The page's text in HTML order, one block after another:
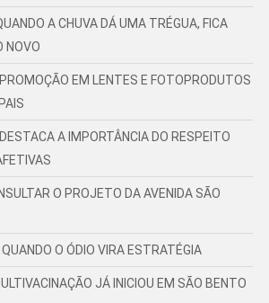
A CHUVA DÁ UMA TRÉGUA, FICA
NOVO
EM LENTES E FOTOPRODUTOS
A IMPORTÂNCIA DO RESPEITO
O PROJETO DA AVENIDA SÃO
QUANDO O ÓDIO VIRA ESTRATÉGIA
JÁ INICIOU EM SÃO BENTO